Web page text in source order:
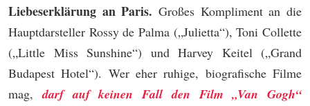
Liebeserklärung an Paris. Großes Kompliment an die
Hauptdarsteller Rossy de Palma („Julietta“), Toni Collette
(„Little Miss Sunshine“) und Harvey Keitel („Grand
Budapest Hotel“). Wer eher ruhige, biografische Filme
mag,darf auf keinen Fall den Film „Van Gogh“